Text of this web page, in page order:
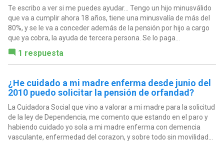
Te escribo a ver si me puedes ayudar... Tengo un hijo minusválido
que va a cumplir ahora 18 años, tiene una minusvalía de más del
80%, y se le va a conceder además de la pensión por hijo a cargo
que ya cobra, la ayuda de tercera persona. Se lo paga...
1 respuesta
¿He cuidado a mi madre enferma desde junio del
2010 puedo solicitar la pensión de orfandad?
La Cuidadora Social que vino a valorar a mi madre para la solicitud
de la ley de Dependencia, me comento que estando en el paro y
habiendo cuidado yo sola a mi madre enferma con demencia
vasculante, enfermedad del corazon, y sobre todo sin movilidad...